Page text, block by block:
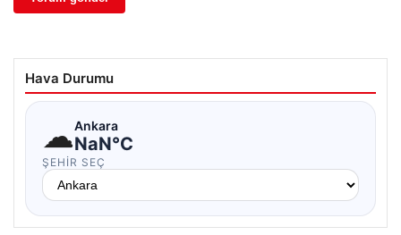
Hava Durumu
☁Ankara
NaN°C
ŞEHIR SEÇ